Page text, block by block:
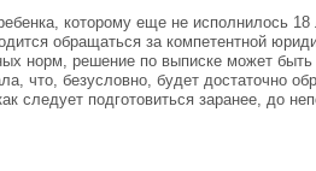
которому еще не исполнилось 18
обращаться за компетентной
норм, решение по выписке может быть
что, безусловно, будет достаточно
следует подготовиться заранее, до